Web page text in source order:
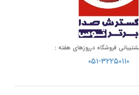
پشتیبانی فروشگاه درروزهای هفته :
۰۵۱-۳۲۲۵۰۱۱۰